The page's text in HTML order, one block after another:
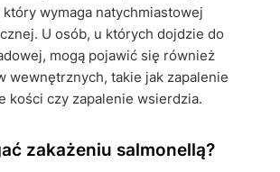
wymaga natychmiastowej
U osób, u których dojdzie do
mogą pojawić się również
wewnętrznych, takie jak zapalenie
kości czy zapalenie wsierdzia.
zakażeniu salmonellą?